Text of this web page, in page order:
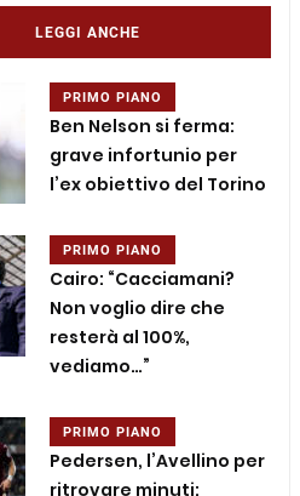
LEGGI ANCHE
PRIMO PIANO
Ben Nelson si ferma:
grave infortunio per
l’ex obiettivo del Torino
PRIMO PIANO
Cairo: “Cacciamani?
Non voglio dire che
resterà al 100%,
vediamo…”
PRIMO PIANO
Pedersen, l’Avellino per
ritrovare minuti: